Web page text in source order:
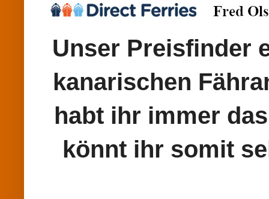
Unser Preisfinder
kanarischen
habt ihr immer
könnt ihr somit